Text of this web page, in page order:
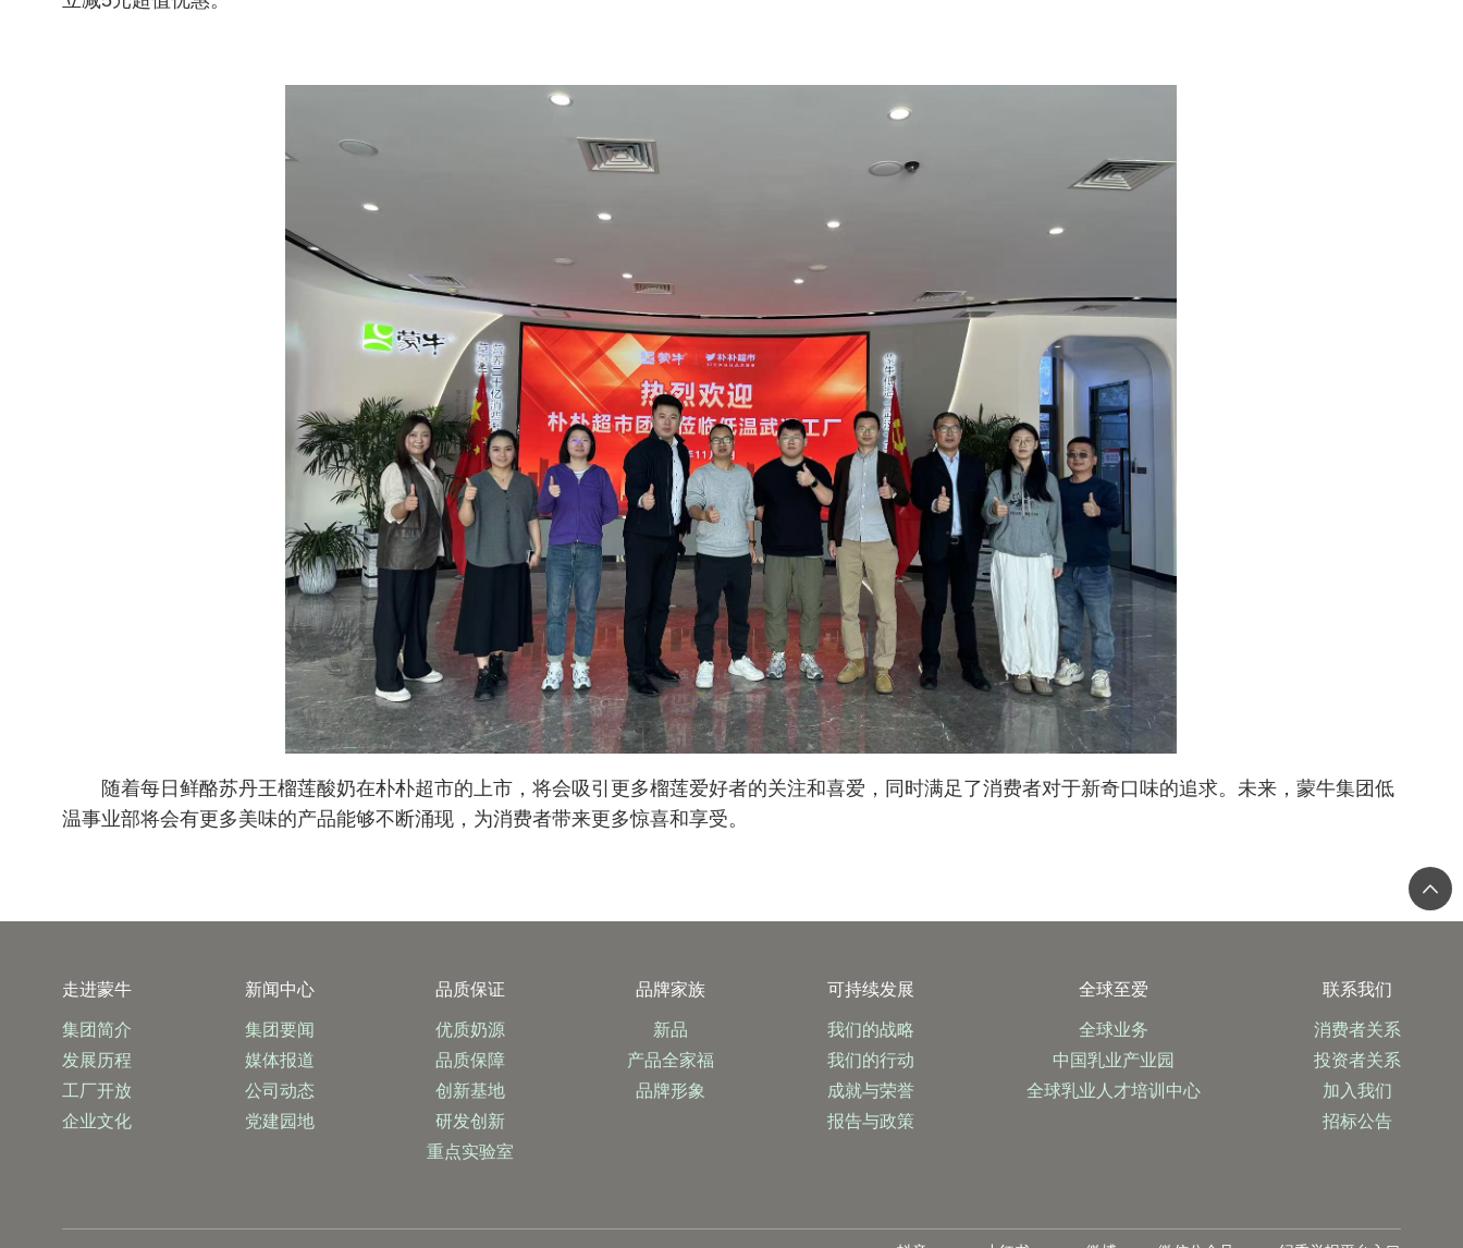
随着每日鲜酪苏丹王榴莲酸奶在朴朴超市的上市，将会吸引更多榴莲爱好者的关注和喜爱，同时满足了消费者对于新奇口味的追求。未来，蒙牛集团低
温事业部将会有更多美味的产品能够不断涌现，为消费者带来更多惊喜和享受。
走进蒙牛
集团简介
发展历程
工厂开放
企业文化
新闻中心
集团要闻
媒体报道
公司动态
党建园地
品质保证
优质奶源
品质保障
创新基地
研发创新
重点实验室
品牌家族
新品
产品全家福
品牌形象
可持续发展
我们的战略
我们的行动
成就与荣誉
报告与政策
全球至爱
全球业务
中国乳业产业园
全球乳业人才培训中心
联系我们
消费者关系
投资者关系
加入我们
招标公告